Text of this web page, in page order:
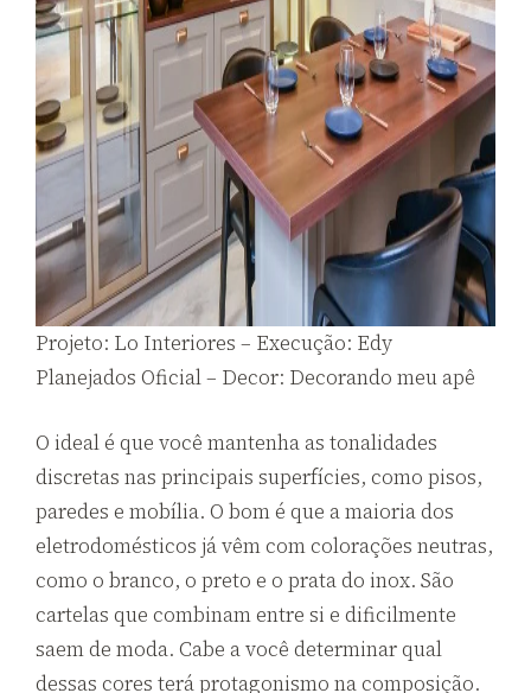
Projeto: Lo Interiores – Execução: Edy
Planejados Oficial – Decor: Decorando meu apê
O ideal é que você mantenha as tonalidades
discretas nas principais superfícies, como pisos,
paredes e mobília. O bom é que a maioria dos
eletrodomésticos já vêm com colorações neutras,
como o branco, o preto e o prata do inox. São
cartelas que combinam entre si e dificilmente
saem de moda. Cabe a você determinar qual
dessas cores terá protagonismo na composição.